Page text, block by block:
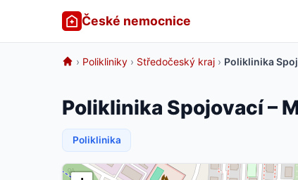
České nemocnice
› Polikliniky › Středočeský kraj › Poliklinika
Poliklinika Spojovací –
Poliklinika